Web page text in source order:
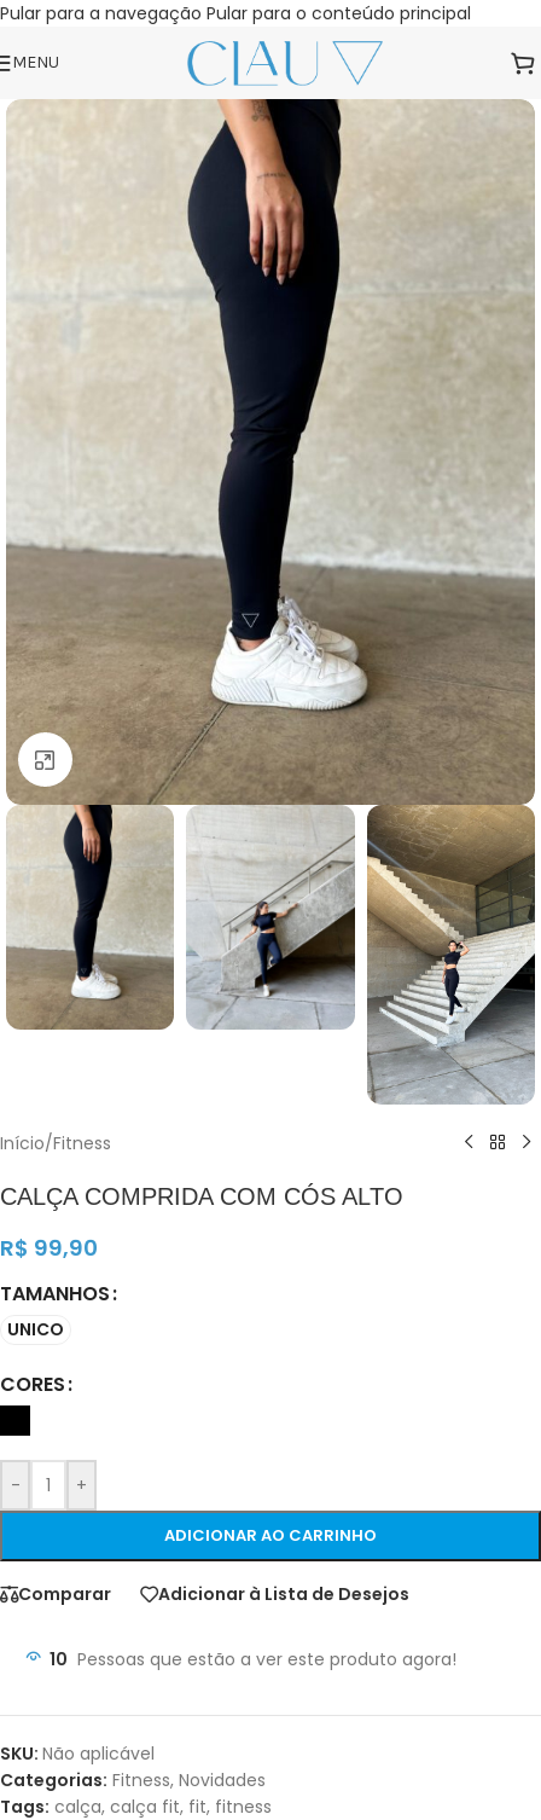
Pular para a navegação Pular para o conteúdo principal
MENU
Clique para ampliar
Início/Fitness
CALÇA COMPRIDA COM CÓS ALTO
R$ 99,90
TAMANHOS
UNICO
CORES
- +
ADICIONAR AO CARRINHO
Comparar Adicionar à Lista de Desejos
10 Pessoas que estão a ver este produto agora!
SKU: Não aplicável
Categorias: Fitness, Novidades
Tags: calça, calça fit, fit, fitness